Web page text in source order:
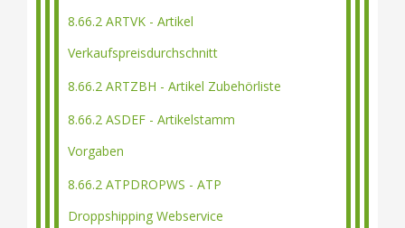
8.66.2 ARTVK - Artikel
Verkaufspreisdurchschnitt
8.66.2 ARTZBH - Artikel Zubehörliste
8.66.2 ASDEF - Artikelstamm
Vorgaben
8.66.2 ATPDROPWS - ATP
Droppshipping Webservice